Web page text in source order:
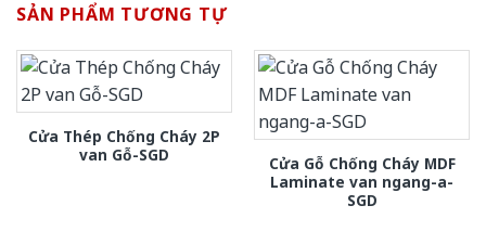
SẢN PHẨM TƯƠNG TỰ
Cửa Thép Chống Cháy 2P
van Gỗ-SGD
Cửa Gỗ Chống Cháy MDF
Laminate van ngang-a-
SGD